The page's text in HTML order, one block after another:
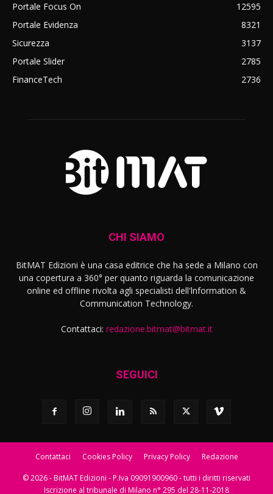
Portale Focus On
12595
Portale Evidenza
8321
Sicurezza
3137
Portale Slider
2785
FinanceTech
2736
CHI SIAMO
BitMAT Edizioni è una casa editrice che ha sede a Milano con
una copertura a 360° per quanto riguarda la comunicazione
online ed offline rivolta agli specialisti dell'lnformation &
Communication Technology.
Contattaci: redazione.bitmat@bitmat.it
SEGUICI
Contattaci Cookies Policy Privacy Policy Redazione
© 2026 - BitMAT Edizioni - P.Iva 09091900960 - tutti i diritti riservati
Iscrizione al tribunale di Milano n° 295 del 28-11-2018